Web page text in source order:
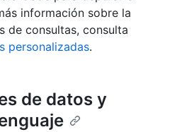
información sobre la
de consultas, consulta
personalizadas.
de datos y